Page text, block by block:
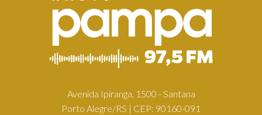
Avenida Ipiranga, 1500 - Santana
Porto Alegre/RS | CEP: 90160-091